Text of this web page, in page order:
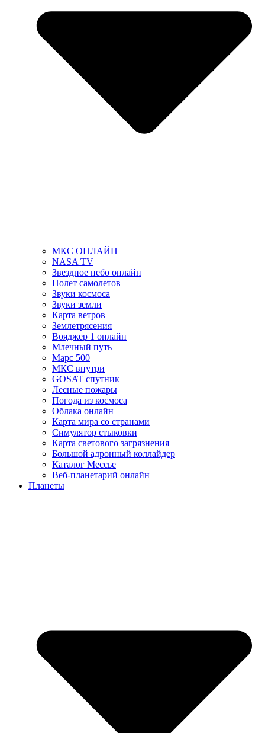
МКС ОНЛАЙН
NASA TV
Звездное небо онлайн
Полет самолетов
Звуки космоса
Звуки земли
Карта ветров
Землетрясения
Вояджер 1 онлайн
Млечный путь
Марс 500
МКС внутри
GOSAT спутник
Лесные пожары
Погода из космоса
Облака онлайн
Карта мира со странами
Симулятор стыковки
Карта светового загрязнения
Большой адронный коллайдер
Каталог Мессье
Веб-планетарий онлайн
Планеты